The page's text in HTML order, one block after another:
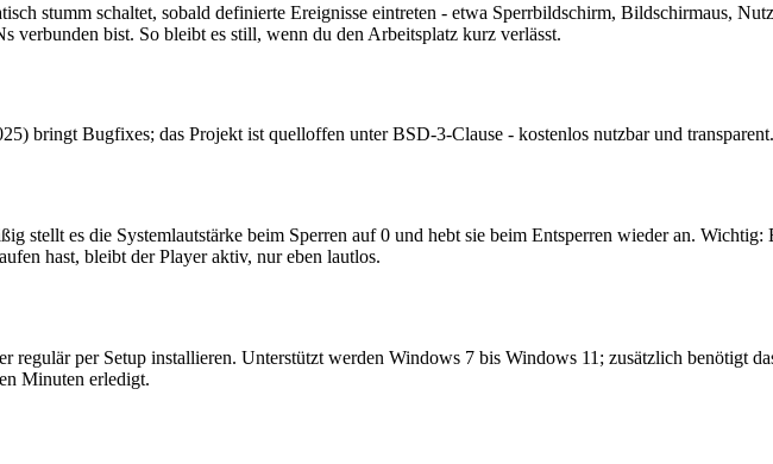
stumm schaltet, sobald definierte Ereignisse eintreten - etwa Sperrbildschirm, Bildschirmaus,
bist. So bleibt es still, wenn du den Arbeitsplatz kurz verlässt.
bringt Bugfixes; das Projekt ist quelloffen unter BSD-3-Clause - kostenlos nutzbar und transparent.
stellt es die Systemlautstärke beim Sperren auf 0 und hebt sie beim Entsperren wieder an. Wichtig:
hast, bleibt der Player aktiv, nur eben lautlos.
regulär per Setup installieren. Unterstützt werden Windows 7 bis Windows 11; zusätzlich benötigt
Minuten erledigt.